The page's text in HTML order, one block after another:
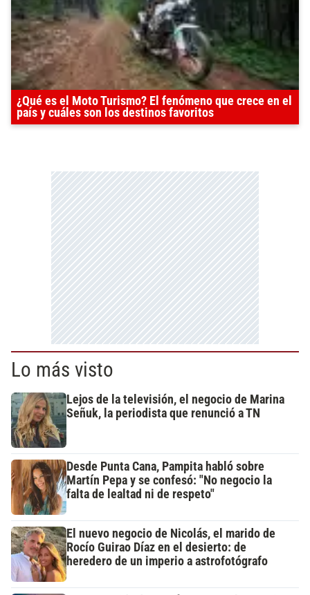
¿Qué es el Moto Turismo? El fenómeno que crece en el
país y cuáles son los destinos favoritos
Lo más visto
Lejos de la televisión, el negocio de Marina
Señuk, la periodista que renunció a TN
Desde Punta Cana, Pampita habló sobre
Martín Pepa y se confesó: "No negocio la
falta de lealtad ni de respeto"
El nuevo negocio de Nicolás, el marido de
Rocío Guirao Díaz en el desierto: de
heredero de un imperio a astrofotógrafo